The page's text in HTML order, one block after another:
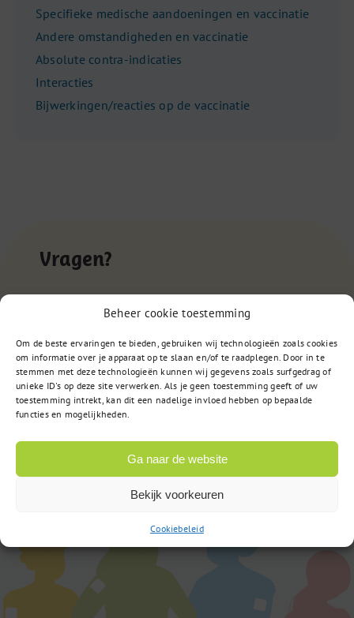
Beheer cookie toestemming
Om de beste ervaringen te bieden, gebruiken wij technologieën zoals cookies
om informatie over je apparaat op te slaan en/of te raadplegen. Door in te
stemmen met deze technologieën kunnen wij gegevens zoals surfgedrag of
unieke ID's op deze site verwerken. Als je geen toestemming geeft of uw
toestemming intrekt, kan dit een nadelige invloed hebben op bepaalde
functies en mogelijkheden.
Ga naar de website
Bekijk voorkeuren
Cookiebeleid
Specifieke medische aandoeningen en vaccinatie
Andere omstandigheden en vaccinatie
Absolute contra-indicaties
Interacties
Bijwerkingen/reacties op de vaccinatie
Vragen?
Op werkdagen bereikbaar
van 9:00u tot 17:00u